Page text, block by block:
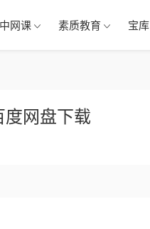
网课 素质教育 宝库
网盘下载